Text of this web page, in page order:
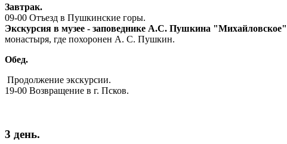
Завтрак.
09-00 Отъезд в Пушкинские горы.
Экскурсия в музее - заповеднике А.С. Пушкина "Михайловское"
монастыря, где похоронен А. С. Пушкин.
Обед.
Продолжение экскурсии.
19-00 Возвращение в г. Псков.
3 день.